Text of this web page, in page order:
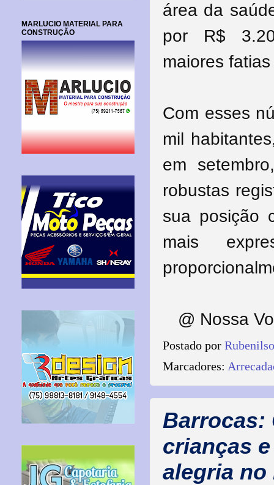
área da
por R$
maiores
Com esses
mil
em
robustas
sua posição
mais
@ Nossa
Postado por
Marcadores:
Barrocas:
crianças
alegria no
MARLUCIO MATERIAL PARA
CONSTRUÇÃO